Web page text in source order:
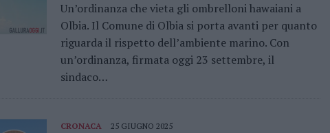
Un’ordinanza che vieta gli ombrelloni hawaiani a
Olbia. Il Comune di Olbia si porta avanti per quanto
riguarda il rispetto dell’ambiente marino. Con
un’ordinanza, firmata oggi 23 settembre, il
sindaco…
CRONACA 25 GIUGNO 2025